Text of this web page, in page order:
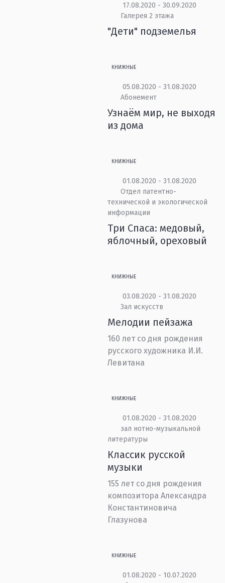
17.08.2020 - 30.09.2020
Галерея 2 этажа
"Дети" подземелья
КНИЖНЫЕ
05.08.2020 - 31.08.2020
Абонемент
Узнаём мир, не выходя
из дома
КНИЖНЫЕ
01.08.2020 - 31.08.2020
Отдел патентно-
технической и экологической
информации
Три Спаса: медовый,
яблочный, ореховый
КНИЖНЫЕ
03.08.2020 - 31.08.2020
Зал искусств
Мелодии пейзажа
160 лет со дня рождения
русского художника И.И.
Левитана
КНИЖНЫЕ
01.08.2020 - 31.08.2020
зал нотно-музыкальной
литературы
Классик русской
музыки
155 лет со дня рождения
композитора Александра
Константиновича
Глазунова
КНИЖНЫЕ
01.08.2020 - 10.07.2020